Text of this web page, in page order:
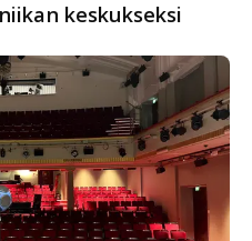
keskukseksi